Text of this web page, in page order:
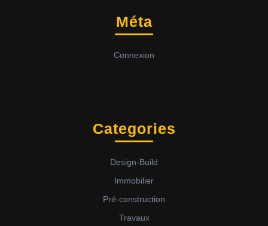
Méta
Connexion
Categories
Design-Build
Immobilier
Pré-construction
Travaux